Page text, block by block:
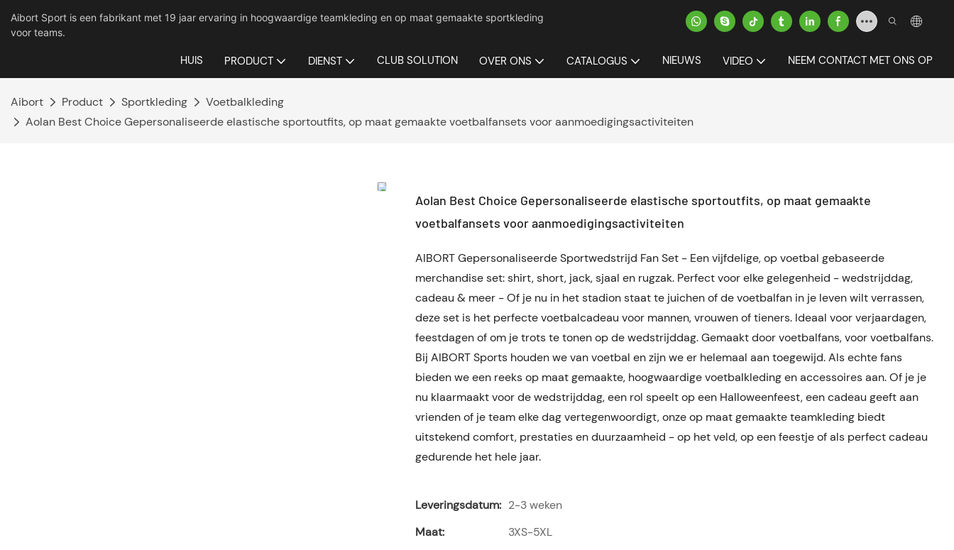
Aibort Sport is een fabrikant met 19 jaar ervaring in hoogwaardige teamkleding en op maat gemaakte sportkleding
voor teams.
HUIS PRODUCT DIENST CLUB SOLUTION OVER ONS CATALOGUS NIEUWS VIDEO NEEM CONTACT MET ONS OP
Aibort Product Sportkleding
Voetbalkleding
Aolan Best Choice Gepersonaliseerde elastische sportoutfits, op maat gemaakte voetbalfansets voor aanmoedigingsactiviteiten
Aolan Best Choice Gepersonaliseerde elastische sportoutfits, op maat gemaakte
voetbalfansets voor aanmoedigingsactiviteiten
AIBORT Gepersonaliseerde Sportwedstrijd Fan Set - Een vijfdelige, op voetbal gebaseerde
merchandise set: shirt, short, jack, sjaal en rugzak. Perfect voor elke gelegenheid - wedstrijddag,
cadeau & meer - Of je nu in het stadion staat te juichen of de voetbalfan in je leven wilt verrassen,
deze set is het perfecte voetbalcadeau voor mannen, vrouwen of tieners. Ideaal voor verjaardagen,
feestdagen of om je trots te tonen op de wedstrijddag. Gemaakt door voetbalfans, voor voetbalfans.
Bij AIBORT Sports houden we van voetbal en zijn we er helemaal aan toegewijd. Als echte fans
bieden we een reeks op maat gemaakte, hoogwaardige voetbalkleding en accessoires aan. Of je je
nu klaarmaakt voor de wedstrijddag, een rol speelt op een Halloweenfeest, een cadeau geeft aan
vrienden of je team elke dag vertegenwoordigt, onze op maat gemaakte teamkleding biedt
uitstekend comfort, prestaties en duurzaamheid - op het veld, op een feestje of als perfect cadeau
gedurende het hele jaar.
Leveringsdatum: 2-3 weken
Maat:
3XS-5XL